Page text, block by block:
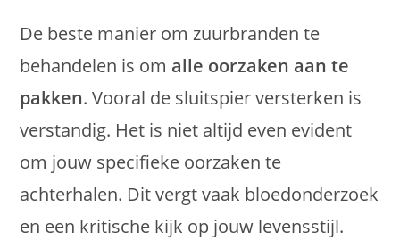
De beste manier om zuurbranden te
behandelen is om alle oorzaken aan te
pakken. Vooral de sluitspier versterken is
verstandig. Het is niet altijd even evident
om jouw specifieke oorzaken te
achterhalen. Dit vergt vaak bloedonderzoek
en een kritische kijk op jouw levensstijl.